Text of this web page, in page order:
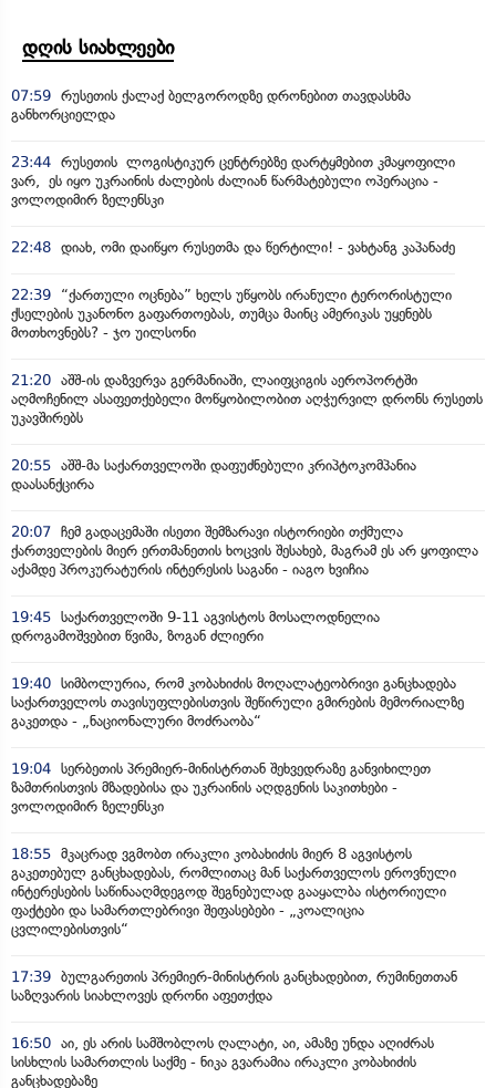
დღის სიახლეები
07:59 რუსეთის ქალაქ ბელგოროდზე დრონებით თავდასხმა
განხორციელდა
23:44 რუსეთის ლოგისტიკურ ცენტრებზე დარტყმებით კმაყოფილი
ვარ, ეს იყო უკრაინის ძალების ძალიან წარმატებული ოპერაცია -
ვოლოდიმირ ზელენსკი
22:48 დიახ, ომი დაიწყო რუსეთმა და წერტილი! - ვახტანგ კაპანაძე
22:39
“ქართული ოცნება” ხელს უწყობს ირანული ტერორისტული
ქსელების უკანონო გაფართოებას, თუმცა მაინც ამერიკას უყენებს
მოთხოვნებს? - ჯო უილსონი
21:20 აშშ-ის დაზვერვა გერმანიაში, ლაიფციგის აეროპორტში
აღმოჩენილ ასაფეთქებელი მოწყობილობით აღჭურვილ დრონს რუსეთს
უკავშირებს
20:55 აშშ-მა საქართველოში დაფუძნებული კრიპტოკომპანია
დაასანქცირა
20:07 ჩემ გადაცემაში ისეთი შემზარავი ისტორიები თქმულა
ქართველების მიერ ერთმანეთის ხოცვის შესახებ, მაგრამ ეს არ ყოფილა
აქამდე პროკურატურის ინტერესის საგანი - იაგო ხვიჩია
19:45 საქართველოში 9-11 აგვისტოს მოსალოდნელია
დროგამოშვებით წვიმა, ზოგან ძლიერი
19:40 სიმბოლურია, რომ კობახიძის მოღალატეობრივი განცხადება
საქართველოს თავისუფლებისთვის შეწირული გმირების მემორიალზე
გაკეთდა - „ნაციონალური მოძრაობა“
19:04 სერბეთის პრემიერ-მინისტრთან შეხვედრაზე განვიხილეთ
ზამთრისთვის მზადებისა და უკრაინის აღდგენის საკითხები -
ვოლოდიმირ ზელენსკი
18:55 მკაცრად ვგმობთ ირაკლი კობახიძის მიერ 8 აგვისტოს
გაკეთებულ განცხადებას, რომლითაც მან საქართველოს ეროვნული
ინტერესების საწინააღმდეგოდ შეგნებულად გააყალბა ისტორიული
ფაქტები და სამართლებრივი შეფასებები - „კოალიცია
ცვლილებისთვის“
17:39 ბულგარეთის პრემიერ-მინისტრის განცხადებით, რუმინეთთან
საზღვარის სიახლოვეს დრონი აფეთქდა
16:50 აი, ეს არის სამშობლოს ღალატი, აი, ამაზე უნდა აღიძრას
სისხლის სამართლის საქმე - ნიკა გვარამია ირაკლი კობახიძის
განცხადებაზე